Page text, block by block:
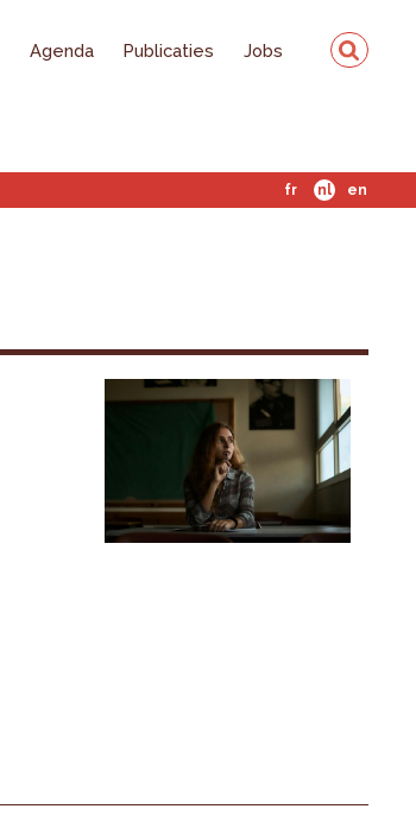
Agenda Publicaties Jobs
fr nl en